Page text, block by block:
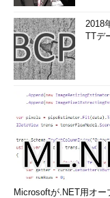
可能に
スタート画面のタイ
スクバーにピン留め
右クリックすると（
と）画面下部に「ス
ール」「サイズを変
Windows 8.1 Update
と、従来のWindows
アップ表示され、そ
でいちいちマウスカ
が短くなったので、
2018
TTデ
Microsoftが.NET用オー